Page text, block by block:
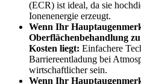
(ECR) ist ideal, da sie
Ionenenergie erzeugt.
Wenn Ihr
Oberflächenbehandlung
Kosten liegt: Einfachere
Barriereentladung bei
wirtschaftlicher sein.
Wenn Ihr